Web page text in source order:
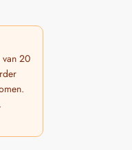
20